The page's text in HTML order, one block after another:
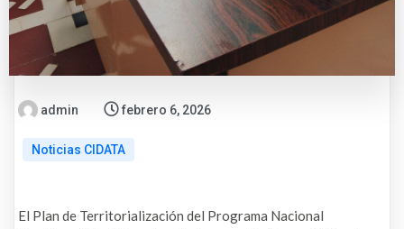
admin febrero 6, 2026
Noticias CIDATA
El Plan de Territorialización del Programa Nacional